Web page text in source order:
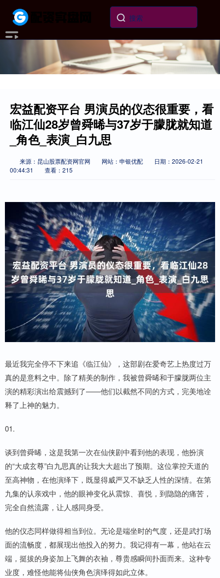
宏益配资平台 男演员的仪态很重要，看
临江仙28岁曾舜晞与37岁于朦胧就知道
_角色_表演_白九思
来源：昆山股票配资网官网 网站：申银优配
日期：2026-02-21
00:44:31
查看：215
最近我完全停不下来追《临江仙》，这部剧在爱奇艺上热度过万
真的是意料之中。除了精美的制作，我被曾舜晞和于朦胧两位主
演的精彩演出给震撼到了——他们以截然不同的方式，完美地诠
释了上神的魅力。
01.
谈到曾舜晞，这是我第一次在仙侠剧中看到他的表现，他扮演
的“大成玄尊”白九思真的让我大大超出了预期。这位掌控天道的
至高神物，在他演绎下，既显得威严又不缺乏人性的深情。在第
九集的认亲戏中，他的眼神变化从震惊、喜悦，到隐隐的痛苦，
完全自然流露，让人感同身受。
他的仪态同样做得相当到位。无论是端坐时的气度，还是武打场
面的流畅度，都展现出他投入的努力。我记得有一幕，他站在云
端，挺拔的身姿加上飞舞的衣袖，尊贵感瞬间扑面而来。这种专
业度，难怪他能将仙侠角色演绎得如此立体。